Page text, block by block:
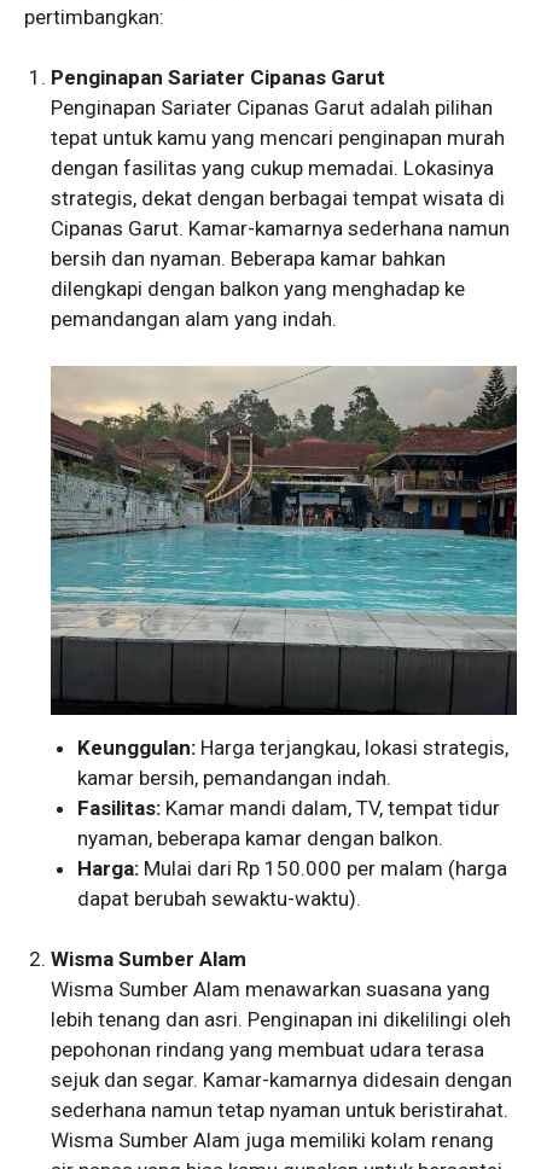
pertimbangkan:
Penginapan Sariater Cipanas Garut
Penginapan Sariater Cipanas Garut adalah pilihan
tepat untuk kamu yang mencari penginapan murah
dengan fasilitas yang cukup memadai. Lokasinya
strategis, dekat dengan berbagai tempat wisata di
Cipanas Garut. Kamar-kamarnya sederhana namun
bersih dan nyaman. Beberapa kamar bahkan
dilengkapi dengan balkon yang menghadap ke
pemandangan alam yang indah.
Keunggulan: Harga terjangkau, lokasi strategis,
kamar bersih, pemandangan indah.
Fasilitas: Kamar mandi dalam, TV, tempat tidur
nyaman, beberapa kamar dengan balkon.
Harga: Mulai dari Rp 150.000 per malam (harga
dapat berubah sewaktu-waktu).
Wisma Sumber Alam
Wisma Sumber Alam menawarkan suasana yang
lebih tenang dan asri. Penginapan ini dikelilingi oleh
pepohonan rindang yang membuat udara terasa
sejuk dan segar. Kamar-kamarnya didesain dengan
sederhana namun tetap nyaman untuk beristirahat.
Wisma Sumber Alam juga memiliki kolam renang